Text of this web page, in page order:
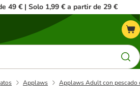
49 € | Solo 1,99 € a partir de 29 €
Applaws Applaws Adult con pescado